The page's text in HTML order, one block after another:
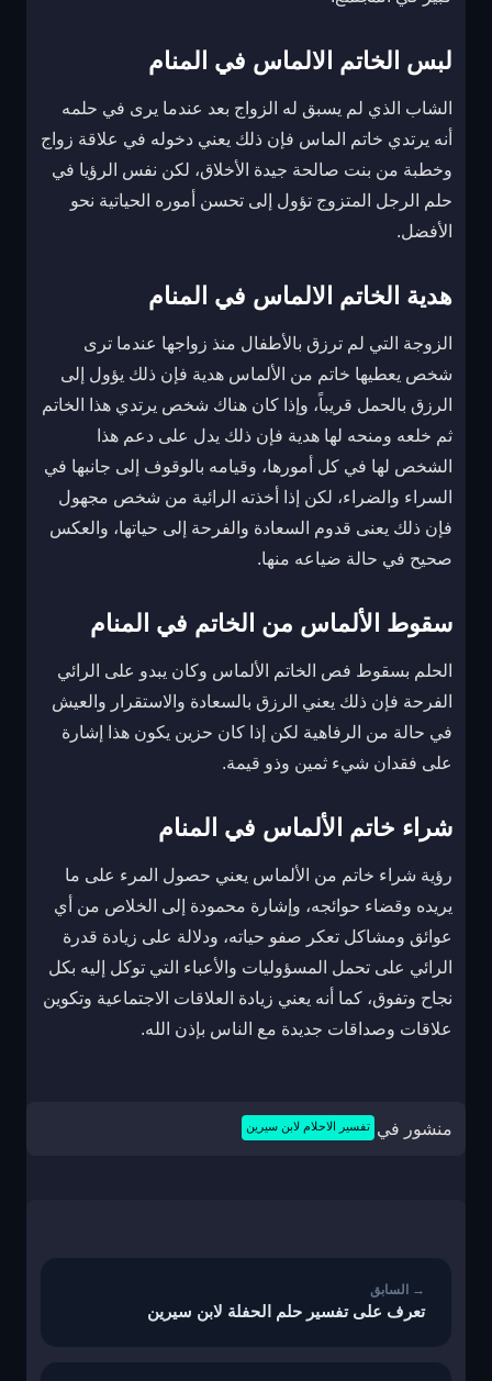
لبس الخاتم الالماس في المنام
الشاب الذي لم يسبق له الزواج بعد عندما يرى في حلمه
أنه يرتدي خاتم الماس فإن ذلك يعني دخوله في علاقة زواج
وخطبة من بنت صالحة جيدة الأخلاق، لكن نفس الرؤيا في
حلم الرجل المتزوج تؤول إلى تحسن أموره الحياتية نحو
الأفضل.
هدية الخاتم الالماس في المنام
الزوجة التي لم ترزق بالأطفال منذ زواجها عندما ترى
شخص يعطيها خاتم من الألماس هدية فإن ذلك يؤول إلى
الرزق بالحمل قريباً، وإذا كان هناك شخص يرتدي هذا الخاتم
ثم خلعه ومنحه لها هدية فإن ذلك يدل على دعم هذا
الشخص لها في كل أمورها، وقيامه بالوقوف إلى جانبها في
السراء والضراء، لكن إذا أخذته الرائية من شخص مجهول
فإن ذلك يعنى قدوم السعادة والفرحة إلى حياتها، والعكس
صحيح في حالة ضياعه منها.
سقوط الألماس من الخاتم في المنام
الحلم بسقوط فص الخاتم الألماس وكان يبدو على الرائي
الفرحة فإن ذلك يعني الرزق بالسعادة والاستقرار والعيش
في حالة من الرفاهية لكن إذا كان حزين يكون هذا إشارة
على فقدان شيء ثمين وذو قيمة.
شراء خاتم الألماس في المنام
رؤية شراء خاتم من الألماس يعني حصول المرء على ما
يريده وقضاء حوائجه، وإشارة محمودة إلى الخلاص من أي
عوائق ومشاكل تعكر صفو حياته، ودلالة على زيادة قدرة
الرائي على تحمل المسؤوليات والأعباء التي توكل إليه بكل
نجاح وتفوق، كما أنه يعني زيادة العلاقات الاجتماعية وتكوين
علاقات وصداقات جديدة مع الناس بإذن الله.
منشور في تفسير الاحلام لابن سيرين
تعرف على تفسير حلم الحفلة لابن سيرين